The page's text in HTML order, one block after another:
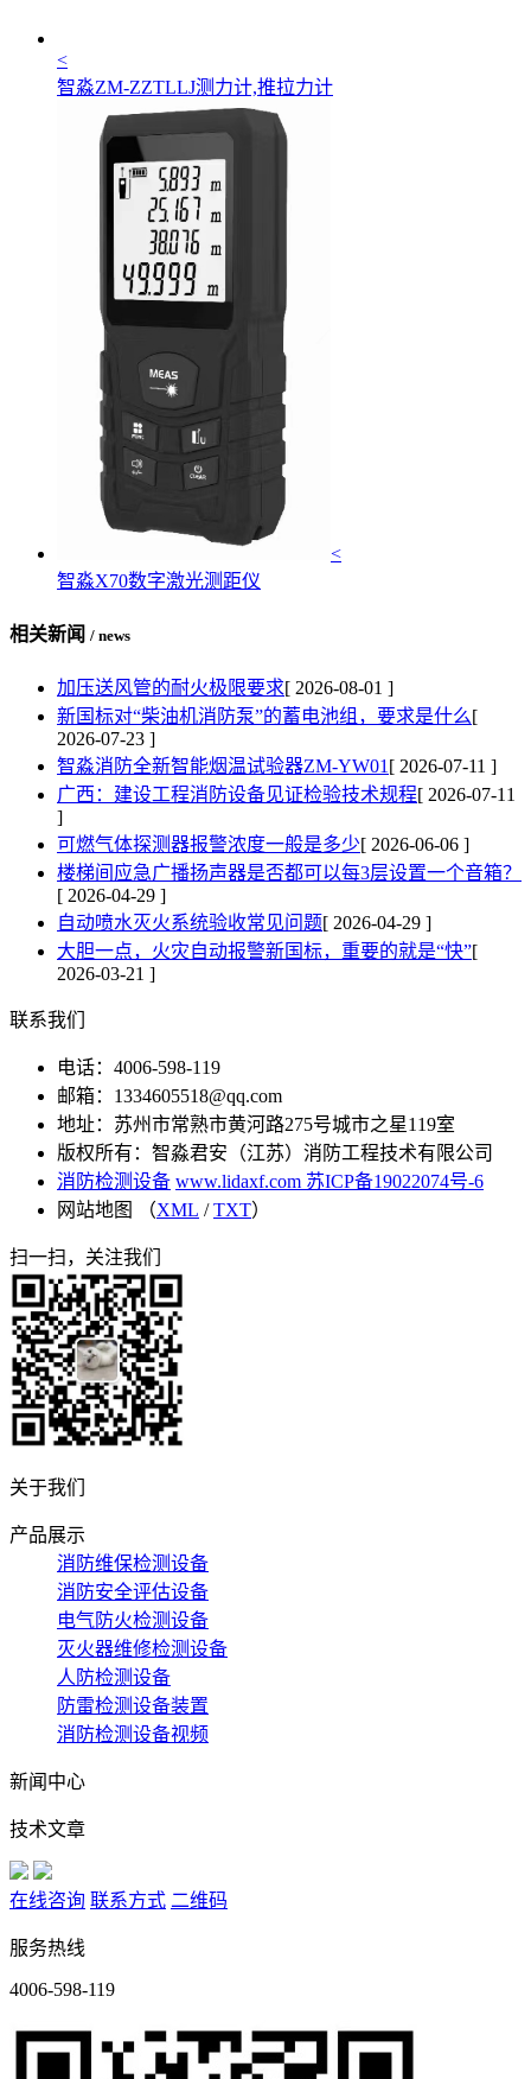
<
智淼ZM-ZZTLLJ测力计,推拉力计
<
智淼X70数字激光测距仪
相关新闻 / news
加压送风管的耐火极限要求[ 2026-08-01 ]
新国标对“柴油机消防泵”的蓄电池组，要求是什么[
2026-07-23 ]
智淼消防全新智能烟温试验器ZM-YW01[ 2026-07-11 ]
广西：建设工程消防设备见证检验技术规程[ 2026-07-11
]
可燃气体探测器报警浓度一般是多少[ 2026-06-06 ]
楼梯间应急广播扬声器是否都可以每3层设置一个音箱？
[ 2026-04-29 ]
自动喷水灭火系统验收常见问题[ 2026-04-29 ]
大胆一点，火灾自动报警新国标，重要的就是“快”[
2026-03-21 ]
联系我们
电话：4006-598-119
邮箱：1334605518@qq.com
地址：苏州市常熟市黄河路275号城市之星119室
版权所有：智淼君安（江苏）消防工程技术有限公司
消防检测设备 www.lidaxf.com 苏ICP备19022074号-6
网站地图 （XML /TXT）
扫一扫，关注我们
关于我们
产品展示
消防维保检测设备
消防安全评估设备
电气防火检测设备
灭火器维修检测设备
人防检测设备
防雷检测设备装置
消防检测设备视频
新闻中心
技术文章
在线咨询 联系方式 二维码
服务热线
4006-598-119